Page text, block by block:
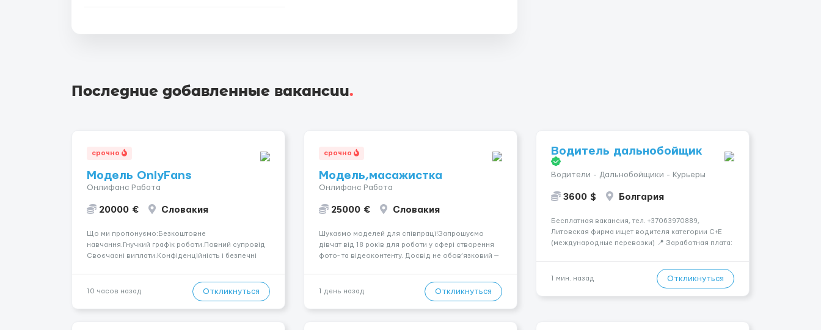
Последние добавленные вакансии.
срочно
Модель OnlyFans
Онлифанс Работа
20000 € Словакия
Що ми пропонуємо:Безкоштовне
навчання.Гнучкий графік роботи.Повний супровід
Своєчасні виплати.Конфіденційність і безпечні
розвиватися.Досвід не обов’язковий.Якщо вас
зацікавила вакансія — залишайте відгук, і ми
зв’яжемося ...
10 часов назад Откликнуться
срочно
Модель,масажистка
Онлифанс Работа
25000 € Словакия
Шукаємо моделей для співпраці!Запрошуємо
дівчат від 18 років для роботи у сфері створення
фото- та відеоконтенту. Досвід не обов’язковий —
конфіденційність і професійну підтримку.
Працюємо офіційно, поважаємо особ...
1 день назад Откликнуться
Водитель дальнобойщик
Водители - Дальнобойщики - Курьеры
3600 $ Болгария
Бесплатная вакансия, тел. +37063970889,
Литовская фирма ищет водителя категории C+E
(международные перевозки) 📍 Заработная плата:
рефрижераторах. В среднем 400–500 км в день.
1 мин. назад Откликнуться